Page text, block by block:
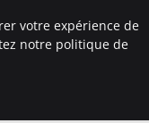
votre expérience de
notre politique de